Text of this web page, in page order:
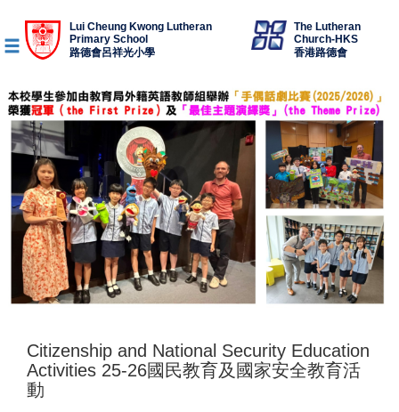
Lui Cheung Kwong Lutheran
Primary School
路德會呂祥光小學
The Lutheran
Church-HKS
香港路德會
Citizenship and National Security Education
Activities 25-26國民教育及國家安全教育活
動